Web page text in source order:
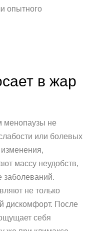
опытного
в жар
менопаузы не
или болевых
массу неудобств,
заболеваний.
не только
дискомфорт. После
себя